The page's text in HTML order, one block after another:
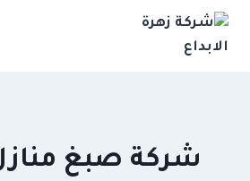
التجاوز
شركة صبغ